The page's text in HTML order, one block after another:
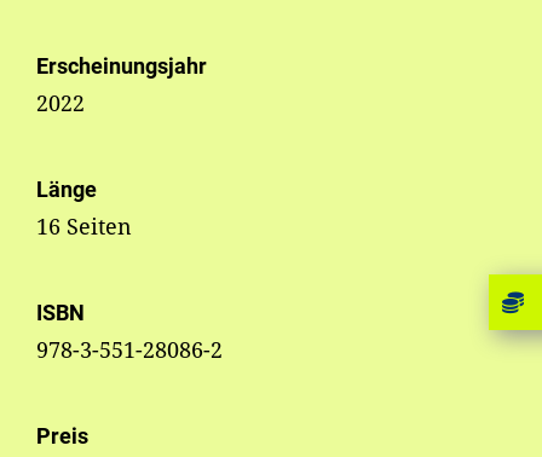
Erscheinungsjahr
2022
Länge
16 Seiten
ISBN
978-3-551-28086-2
Preis